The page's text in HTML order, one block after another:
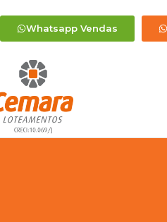
Whatsapp Vendas